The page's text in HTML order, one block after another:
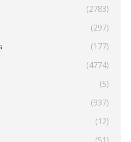
(2783)
(297)
(177)
(4774)
(5)
(937)
(12)